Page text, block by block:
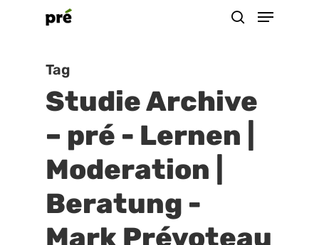
Menu
Tag
Studie Archive
– pré - Lernen |
Moderation |
Beratung -
Mark Prévoteau